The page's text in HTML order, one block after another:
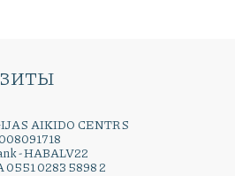
AIKIDO CENTRS
- HABALV22
0551 0283 5898 2